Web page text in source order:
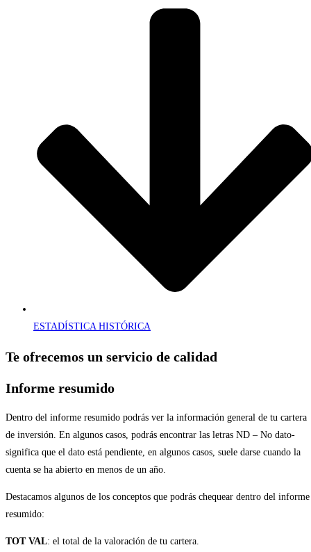
ESTADÍSTICA HISTÓRICA
Te ofrecemos un servicio de calidad
Informe resumido
Dentro del informe resumido podrás ver la información general de tu cartera
de inversión. En algunos casos, podrás encontrar las letras ND – No dato-
significa que el dato está pendiente, en algunos casos, suele darse cuando la
cuenta se ha abierto en menos de un año.
Destacamos algunos de los conceptos que podrás chequear dentro del informe
resumido:
TOT VAL: el total de la valoración de tu cartera.